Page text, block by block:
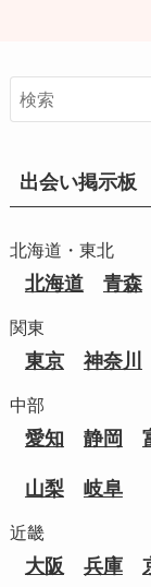
出会い掲示板
北海道・東北
北海道 青森
関東
東京 神奈川
中部
愛知 静岡
山梨 岐阜
近畿
大阪 兵庫